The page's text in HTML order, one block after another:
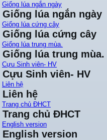
Giống lúa ngắn ngày
Giống lúa ngắn ngày
Giống lúa cứng cây
Giống lúa cứng cây
Giống lúa trung mùa.
Giống lúa trung mùa.
Cựu Sinh viên- HV
Cựu Sinh viên- HV
Liên hệ
Liên hệ
Trang chủ ĐHCT
Trang chủ ĐHCT
English version
English version